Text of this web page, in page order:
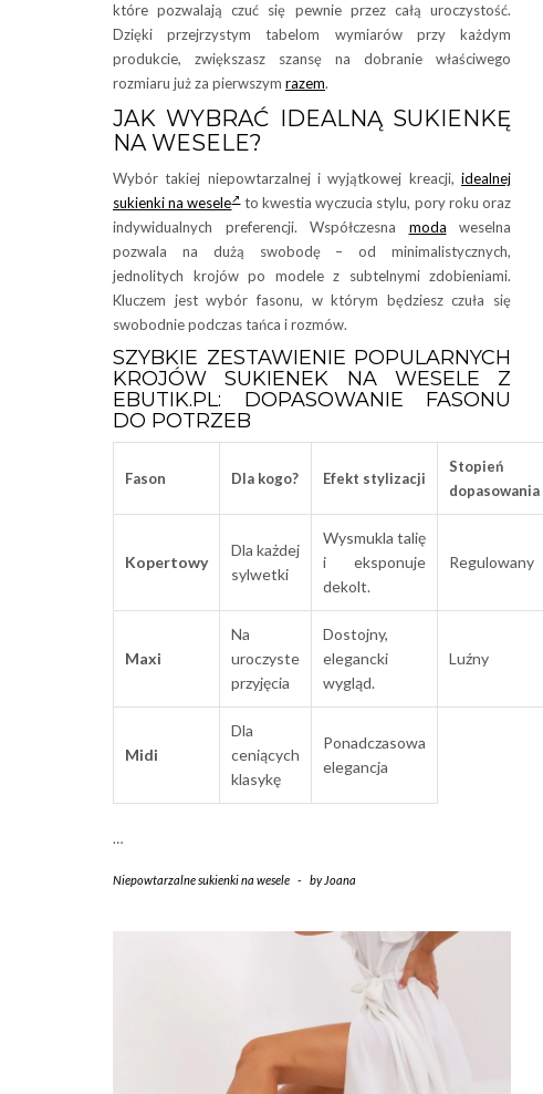
które pozwalają czuć się pewnie przez całą uroczystość.
Dzięki przejrzystym tabelom wymiarów przy każdym
produkcie, zwiększasz szansę na dobranie właściwego
rozmiaru już za pierwszym razem.
JAK WYBRAĆ IDEALNĄ SUKIENKĘ
NA WESELE?
Wybór takiej niepowtarzalnej i wyjątkowej kreacji, idealnej
sukienki na wesele to kwestia wyczucia stylu, pory roku oraz
indywidualnych preferencji. Współczesna moda weselna
pozwala na dużą swobodę – od minimalistycznych,
jednolitych krojów po modele z subtelnymi zdobieniami.
Kluczem jest wybór fasonu, w którym będziesz czuła się
swobodnie podczas tańca i rozmów.
SZYBKIE ZESTAWIENIE POPULARNYCH
KROJÓW SUKIENEK NA WESELE Z
EBUTIK.PL: DOPASOWANIE FASONU
DO POTRZEB
Fason Dla kogo? Efekt stylizacji
Stopień
dopasowania
Kopertowy
Dla każdej
sylwetki
Wysmukla talię
i eksponuje
dekolt.
Regulowany
Maxi
Na
uroczyste
przyjęcia
Dostojny,
elegancki
wygląd.
Luźny
Midi
Dla
ceniących
klasykę
Ponadczasowa
elegancja
…
Niepowtarzalne sukienki na wesele - by Joana